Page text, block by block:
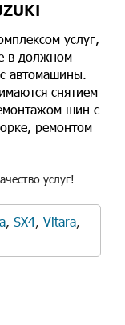
услуг,
в должном
автомашины.
снятием
шин с
ремонтом
услуг!
, SX4, Vitara,